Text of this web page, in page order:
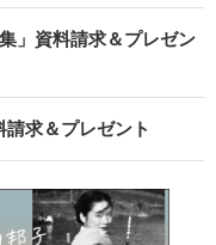
」資料請求＆プレゼン
求＆プレゼント